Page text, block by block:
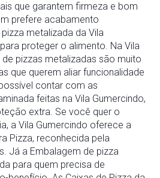
que garantem firmeza e bom
prefere acabamento
metalizada da Vila
proteger o alimento. Na Vila
de pizzas metalizadas são muito
que querem aliar funcionalidade
contar com as
feitas na Vila Gumercindo,
extra. Se você quer o
a Vila Gumercindo oferece a
Pizza, reconhecida pela
Já a Embalagem de pizza
para quem precisa de